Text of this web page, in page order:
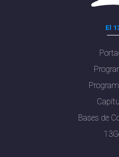
El
Bases de